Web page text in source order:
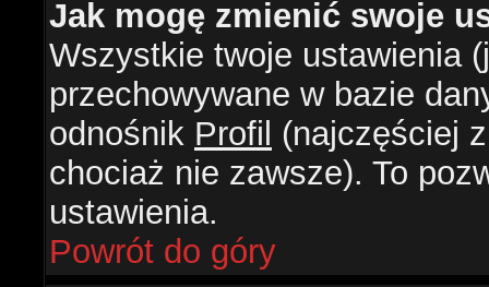
Jak mogę zmienić swoje
Wszystkie twoje ustawienia
przechowywane w bazie
odnośnik Profil (najczęściej
chociaż nie zawsze). To
ustawienia.
Powrót do góry